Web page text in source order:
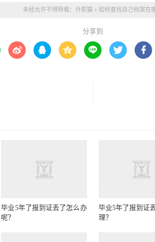
未经允许不得转载： 升职猫 » 如何查找自己档案在
分享到
     
毕业5年了报到证丢了怎么办
呢？
毕业5年了报到证
理？